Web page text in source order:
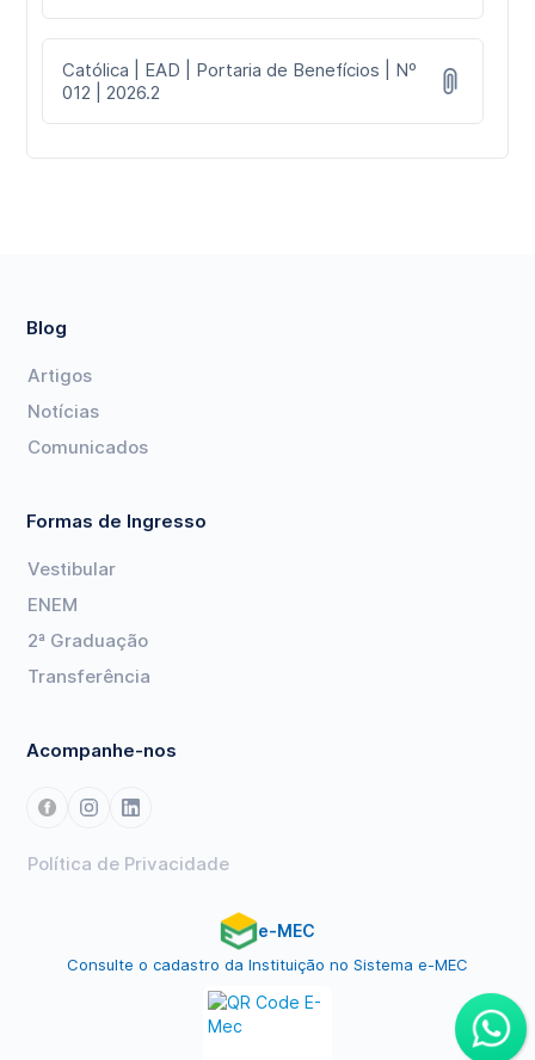
Católica | EAD | Portaria de Benefícios | Nº
012 | 2026.2
Blog
Artigos
Notícias
Comunicados
Formas de Ingresso
Vestibular
ENEM
2ª Graduação
Transferência
Acompanhe-nos
Política de Privacidade
e-MEC
Consulte o cadastro da Instituição no Sistema e-MEC